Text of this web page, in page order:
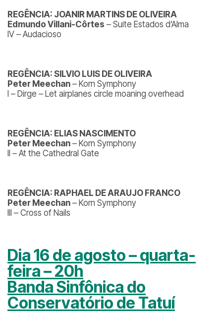
REGÊNCIA: JOANIR MARTINS DE OLIVEIRA
Edmundo Villani-Côrtes – Suite Estados d’Alma
IV – Audacioso
REGÊNCIA: SILVIO LUIS DE OLIVEIRA
Peter Meechan – Korn Symphony
I – Dirge – Let airplanes circle moaning overhead
REGÊNCIA: ELIAS NASCIMENTO
Peter Meechan – Korn Symphony
II – At the Cathedral Gate
REGÊNCIA: RAPHAEL DE ARAUJO FRANCO
Peter Meechan – Korn Symphony
III – Cross of Nails
Dia 16 de agosto – quarta-
feira – 20h
Banda Sinfônica do
Conservatório de Tatuí